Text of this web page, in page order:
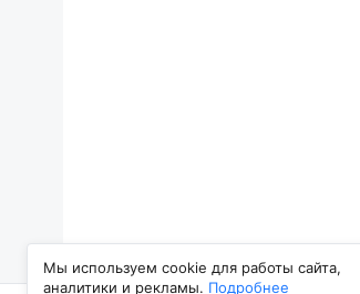
Мы используем cookie для работы сайта,
аналитики и рекламы. Подробнее